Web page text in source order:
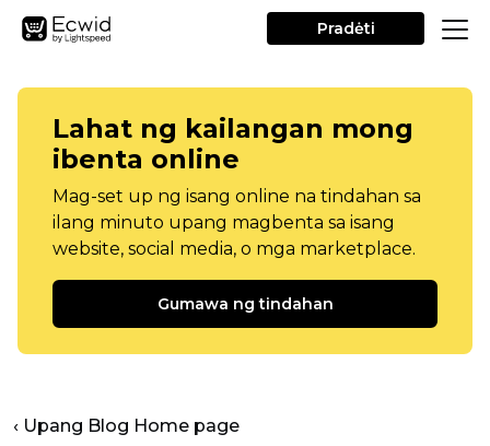
Pradėti
Lahat ng kailangan mong
ibenta online
Mag-set up ng isang online na tindahan sa
ilang minuto upang magbenta sa isang
website, social media, o mga marketplace.
Gumawa ng tindahan
‹ Upang Blog Home page